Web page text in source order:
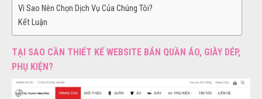
Vì Sao Nên Chọn Dịch Vụ Của Chúng Tôi?
Kết Luận
TẠI SAO CẦN THIẾT KẾ WEBSITE BÁN QUẦN ÁO, GIÀY DÉP,
PHỤ KIỆN?